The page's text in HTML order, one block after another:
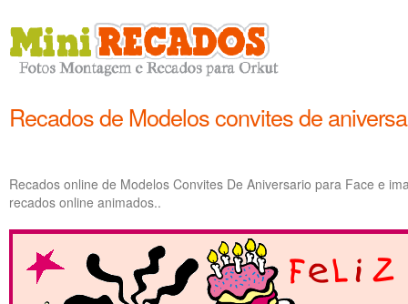
Recados de Modelos convites de
Recados online de Modelos Convites De Aniversario para Face e
recados online animados..